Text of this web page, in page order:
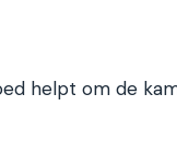
helpt om de